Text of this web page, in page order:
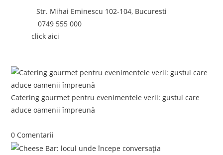
Adresa:Str. Mihai Eminescu 102-104, Bucuresti
Telefon:0749 555 000
Email:click aici
Catering gourmet pentru evenimentele verii: gustul care
aduce oamenii împreună
0 Comentarii